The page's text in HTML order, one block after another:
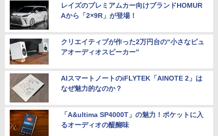
レイズのプレミアムカー向けブランドHOMUR
Aから「2×9R」が登場！
クリエイティブが作った2万円台の“小さなピュ
アオーディオスピーカー”
AIスマートノートのiFLYTEK「AINOTE 2」は
なぜ魅力的なのか？
「A&ultima SP4000T」の魅力！ポケットに入
るオーディオの醍醐味